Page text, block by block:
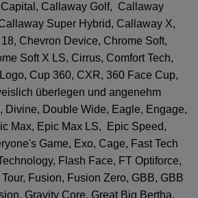
Callaway Golf, Callaway
Super Hybrid, Callaway X,
Chevron Device, Chrome Soft,
Soft X LS, Cirrus, Comfort Tech,
Cup 360, CXR, 360 Face Cup,
überlegen und angenehm
Divine, Double Wide, Eagle, Engage,
Max, Epic Max LS, Epic Speed,
Game, Exo, Cage, Fast Tech
Flash Face, FT Optiforce,
Fusion, Fusion Zero, GBB, GBB
Gravity Core, Great Big Bertha,